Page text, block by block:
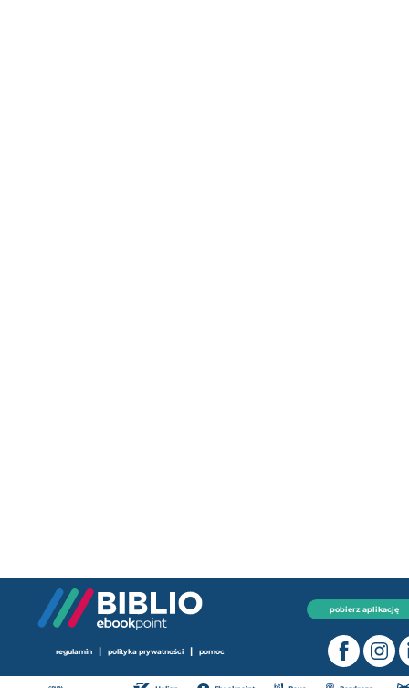
pobierz aplikację
regulamin | polityka prywatności | pomoc